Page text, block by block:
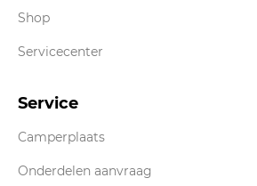
Shop
Servicecenter
Service
Camperplaats
Onderdelen aanvraag